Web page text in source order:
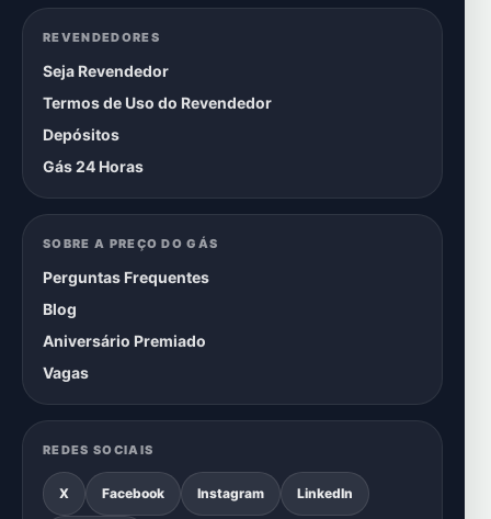
REVENDEDORES
Seja Revendedor
Termos de Uso do Revendedor
Depósitos
Gás 24 Horas
SOBRE A PREÇO DO GÁS
Perguntas Frequentes
Blog
Aniversário Premiado
Vagas
REDES SOCIAIS
X Facebook Instagram LinkedIn